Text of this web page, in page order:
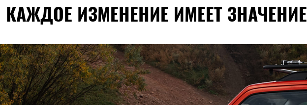
КАЖДОЕ ИЗМЕНЕНИЕ ИМЕЕТ ЗНАЧЕНИЕ